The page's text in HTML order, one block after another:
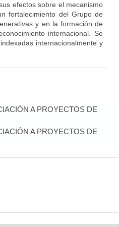
efectos sobre el mecanismo
fortalecimiento del Grupo de
y en la formación de
internacional. Se
internacionalmente y
A PROYECTOS DE
A PROYECTOS DE